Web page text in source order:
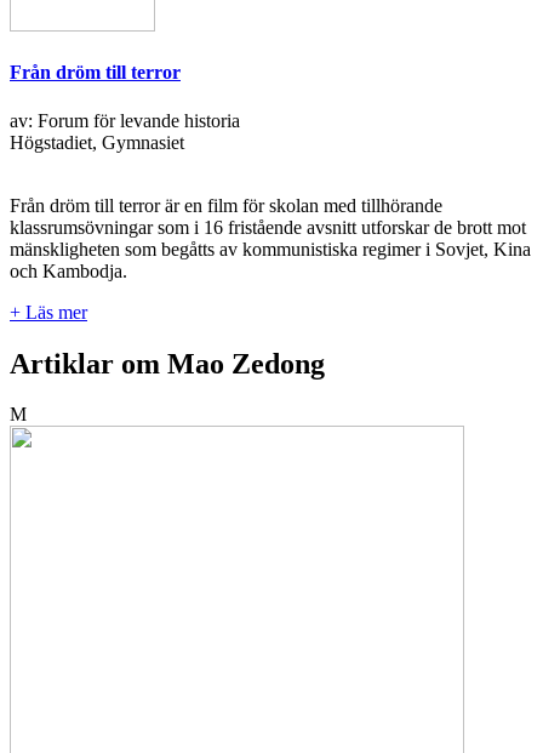
Från dröm till terror
av: Forum för levande historia
Högstadiet, Gymnasiet
Från dröm till terror är en film för skolan med tillhörande
klassrumsövningar som i 16 fristående avsnitt utforskar de brott mot
mänskligheten som begåtts av kommunistiska regimer i Sovjet, Kina
och Kambodja.
+ Läs mer
Artiklar om Mao Zedong
M